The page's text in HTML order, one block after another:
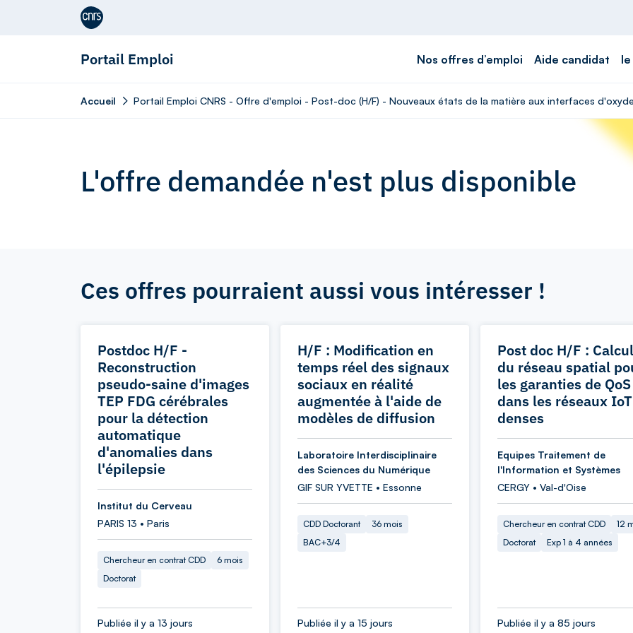
Aller au contenu
Portail Emploi Nos offres d’emploi Aide candidat
Accueil Portail Emploi CNRS - Offre d'emploi - Post-doc (H/F) - Nouveaux états de la matière aux interfaces
L'offre demandée n'est plus disponible
Ces offres pourraient aussi vous intéresser !
Postdoc H/F -
Reconstruction
pseudo-saine d'images
TEP FDG cérébrales
pour la détection
automatique
d'anomalies dans
l'épilepsie
Institut du Cerveau
PARIS 13 • Paris
Chercheur en contrat CDD
6 mois
Doctorat
Publiée il y a 13 jours
H/F : Modification en
temps réel des signaux
sociaux en réalité
augmentée à l'aide de
modèles de diffusion
Laboratoire Interdisciplinaire
des Sciences du Numérique
GIF SUR YVETTE • Essonne
CDD Doctorant
36 mois
BAC+3/4
Publiée il y a 15 jours
Post doc H/F : Calcul
du réseau spatial
les garanties de QoS
dans les réseaux IoT
denses
Equipes Traitement de
l'Information et Systèmes
CERGY • Val-d'Oise
Chercheur en contrat CDD
12
Doctorat
Exp 1 à 4 années
Publiée il y a 85 jours